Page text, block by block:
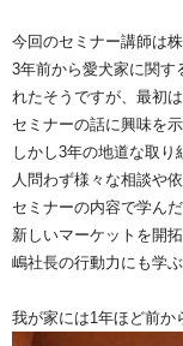
今回のセミナー講師は
3年前から愛犬家に関す
れたそうですが、最初
セミナーの話に興味を
しかし3年の地道な取
人問わず様々な相談や
セミナーの内容で学ん
新しいマーケットを開
嶋社長の行動力にも学
我が家には1年ほど前か